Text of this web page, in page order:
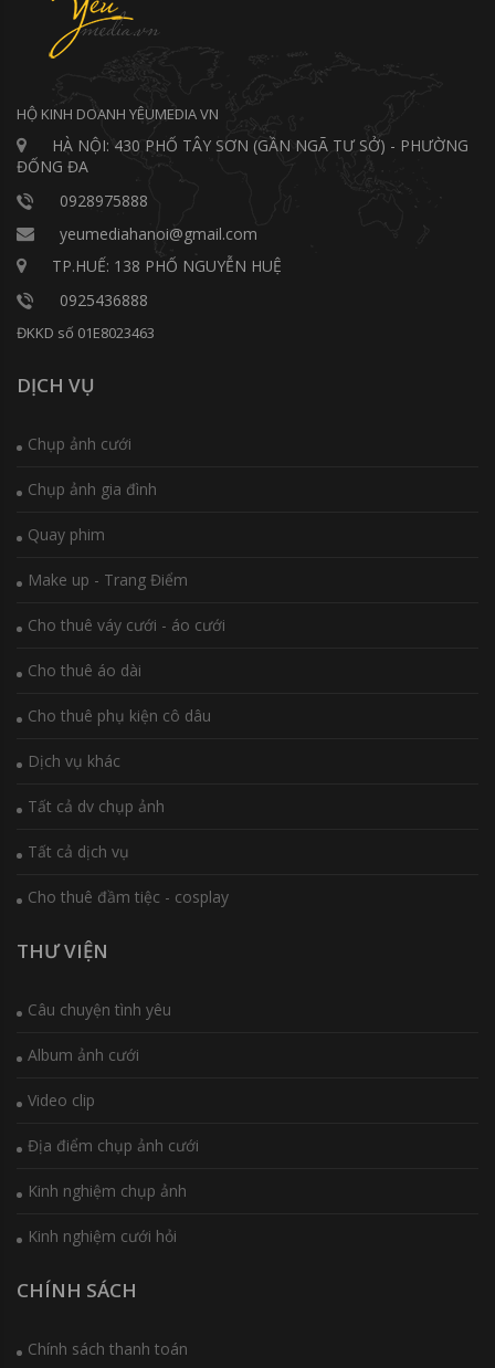
HỘ KINH DOANH YÊUMEDIA VN
HÀ NỘI: 430 PHỐ TÂY SƠN (GẦN NGÃ TƯ SỞ) - PHƯỜNG
ĐỐNG ĐA
0928975888
yeumediahanoi@gmail.com
TP.HUẾ: 138 PHỐ NGUYỄN HUỆ
0925436888
ĐKKD số 01E8023463
DỊCH VỤ
Chụp ảnh cưới
Chụp ảnh gia đình
Quay phim
Make up - Trang Điểm
Cho thuê váy cưới - áo cưới
Cho thuê áo dài
Cho thuê phụ kiện cô dâu
Dịch vụ khác
Tất cả dv chụp ảnh
Tất cả dịch vụ
Cho thuê đầm tiệc - cosplay
THƯ VIỆN
Câu chuyện tình yêu
Album ảnh cưới
Video clip
Địa điểm chụp ảnh cưới
Kinh nghiệm chụp ảnh
Kinh nghiệm cưới hỏi
CHÍNH SÁCH
Chính sách thanh toán